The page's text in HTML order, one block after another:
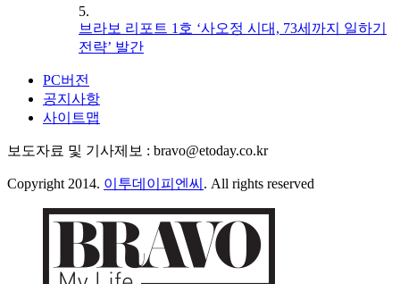
5.
브라보 리포트 1호 ‘사오정 시대, 73세까지 일하기
전략’ 발간
PC버전
공지사항
사이트맵
보도자료 및 기사제보 : bravo@etoday.co.kr
Copyright 2014. 이투데이피엔씨 . All rights reserved